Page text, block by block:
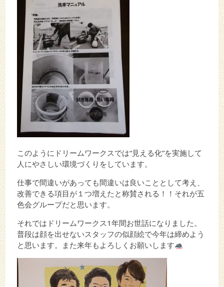
このようにドリームワークスでは“見える化”を実施して
人にやさしい環境づくりをしています。
仕事で間違いがあっても間違いは良いこととして考え、
改善できる項目が１つ増えたと称賛される！！それが五
色会グループだと思います。
それではドリームワークス1年間お世話になりました。
普段は顔を出せないスタッフの似顔絵で今年は締めよう
と思います。また来年もよろしくお願いします